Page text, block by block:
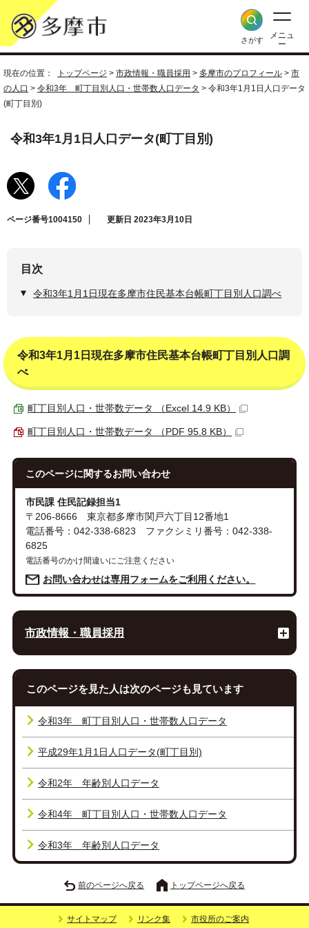
さがす
メニュ
ー
現在の位置： トップページ > 市政情報・職員採用 > 多摩市のプロフィール > 市
の人口 > 令和3年 町丁目別人口・世帯数人口データ > 令和3年1月1日人口データ
(町丁目別)
令和3年1月1日人口データ(町丁目別)
ページ番号1004150 更新日 2023年3月10日
目次
令和3年1月1日現在多摩市住民基本台帳町丁目別人口調べ
令和3年1月1日現在多摩市住民基本台帳町丁目別人口調
べ
町丁目別人口・世帯数データ （Excel 14.9 KB）
町丁目別人口・世帯数データ （PDF 95.8 KB）
このページに関するお問い合わせ
市民課 住民記録担当1
〒206-8666 東京都多摩市関戸六丁目12番地1
電話番号：042-338-6823 ファクシミリ番号：042-338-
6825
電話番号のかけ間違いにご注意ください
お問い合わせは専用フォームをご利用ください。
市政情報・職員採用
このページを見た人は次のページも見ています
令和3年 町丁目別人口・世帯数人口データ
平成29年1月1日人口データ(町丁目別)
令和2年 年齢別人口データ
令和4年 町丁目別人口・世帯数人口データ
令和3年 年齢別人口データ
前のページへ戻る トップページへ戻る
サイトマップ リンク集 市役所のご案内